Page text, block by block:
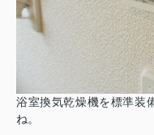
浴室換気乾燥機を標準装
ね。